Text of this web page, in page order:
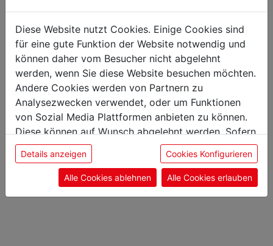
Gewicht: 0,11 kg
Klingenlänge: 18 cm
Das könnte Sie auch
interessieren
Diese Website nutzt Cookies. Einige Cookies sind
für eine gute Funktion der Website notwendig und
können daher vom Besucher nicht abgelehnt
werden, wenn Sie diese Website besuchen möchten.
Andere Cookies werden von Partnern zu
Analysezwecken verwendet, oder um Funktionen
von Sozial Media Plattformen anbieten zu können.
Diese können auf Wunsch abgelehnt werden. Sofern
sie unsere Webseite weiter nutzen, geben Sie
Einwilligung zu unseren Cookies.
Details anzeigen Cookies Konfigurieren
Alle Cookies ablehnen Alle Cookies erlauben